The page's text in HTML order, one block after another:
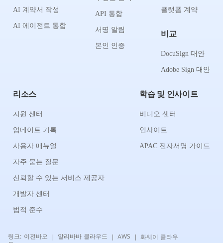
AI 계약서 작성
AI 에이전트 통합
API 통합
서명 알림
본인 인증
플랫폼 계약
비교
DocuSign 대안
Adobe Sign 대안
리소스
지원 센터
업데이트 기록
사용자 매뉴얼
자주 묻는 질문
신뢰할 수 있는 서비스 제공자
개발자 센터
법적 준수
학습 및 인사이트
비디오 센터
인사이트
APAC 전자서명 가이드
링크: 이전바오 알리바바 클라우드 AWS
화웨이 클라우